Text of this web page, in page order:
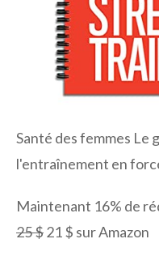
Santé des femmes Le
l'entraînement en
Maintenant 16% de
25 $21 $ sur Amazon